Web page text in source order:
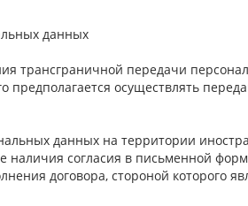
данных
трансграничной передачи
предполагается осуществлять
данных на территории
наличия согласия в письменной
договора, стороной которого